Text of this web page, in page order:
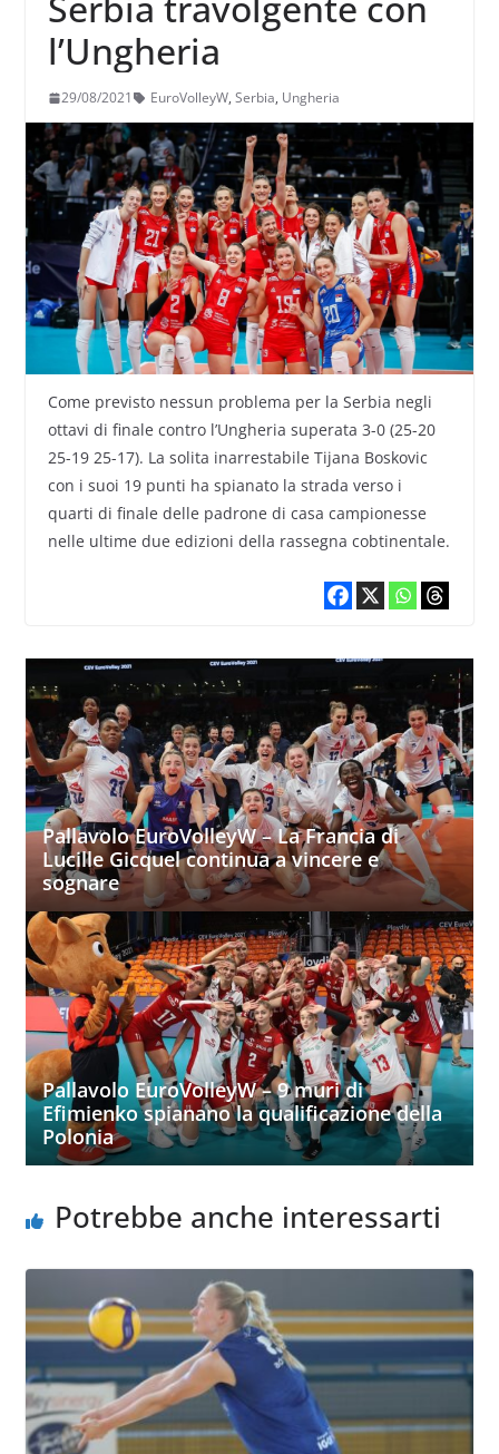
l’Ungheria
29/08/2021 EuroVolleyW, Serbia, Ungheria
Come previsto nessun problema per la Serbia negli
ottavi di finale contro l’Ungheria superata 3-0 (25-20
25-19 25-17). La solita inarrestabile Tijana Boskovic
con i suoi 19 punti ha spianato la strada verso i
quarti di finale delle padrone di casa campionesse
nelle ultime due edizioni della rassegna cobtinentale.
Pallavolo EuroVolleyW – La Francia di
Lucille Gicquel continua a vincere e
sognare
Pallavolo EuroVolleyW – 9 muri di
Efimienko spianano la qualificazione della
Polonia
Potrebbe anche interessarti